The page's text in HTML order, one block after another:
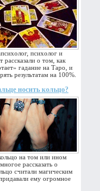
психолог и
рассказали о том, как
гадание на Таро, и
результатам на 100%.
носить кольцо?
на том или ином
рассказать о
считали магическим
ему огромное